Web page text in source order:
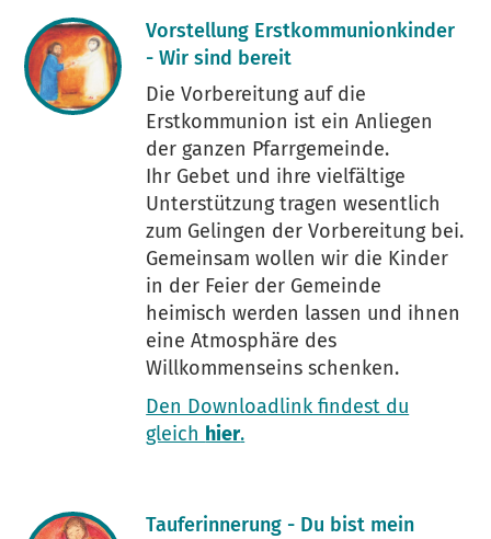
Vorstellung Erstkommunionkinder
- Wir sind bereit
Die Vorbereitung auf die
Erstkommunion ist ein Anliegen
der ganzen Pfarrgemeinde.
Ihr Gebet und ihre vielfältige
Unterstützung tragen wesentlich
zum Gelingen der Vorbereitung bei.
Gemeinsam wollen wir die Kinder
in der Feier der Gemeinde
heimisch werden lassen und ihnen
eine Atmosphäre des
Willkommenseins schenken.
Den Downloadlink findest du
gleich hier.
Tauferinnerung - Du bist mein